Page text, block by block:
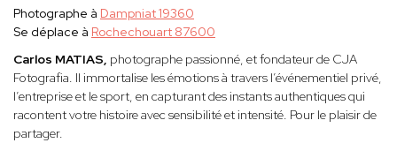
Photographe à Dampniat 19360
Se déplace à Rochechouart 87600
Carlos MATIAS, photographe passionné, et fondateur de CJA
Fotografia. Il immortalise les émotions à travers l’événementiel privé,
l’entreprise et le sport, en capturant des instants authentiques qui
racontent votre histoire avec sensibilité et intensité. Pour le plaisir de
partager.